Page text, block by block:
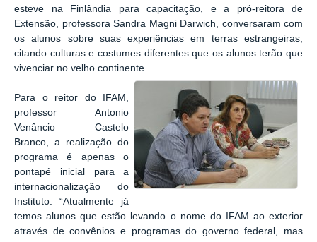
esteve na Finlândia para capacitação, e a pró-reitora de
Extensão, professora Sandra Magni Darwich, conversaram com
os alunos sobre suas experiências em terras estrangeiras,
citando culturas e costumes diferentes que os alunos terão que
vivenciar no velho continente.
Para o reitor do IFAM,
professor Antonio
Venâncio Castelo
Branco, a realização do
programa é apenas o
pontapé inicial para a
internacionalização do
Instituto. “Atualmente já
temos alunos que estão levando o nome do IFAM ao exterior
através de convênios e programas do governo federal, mas